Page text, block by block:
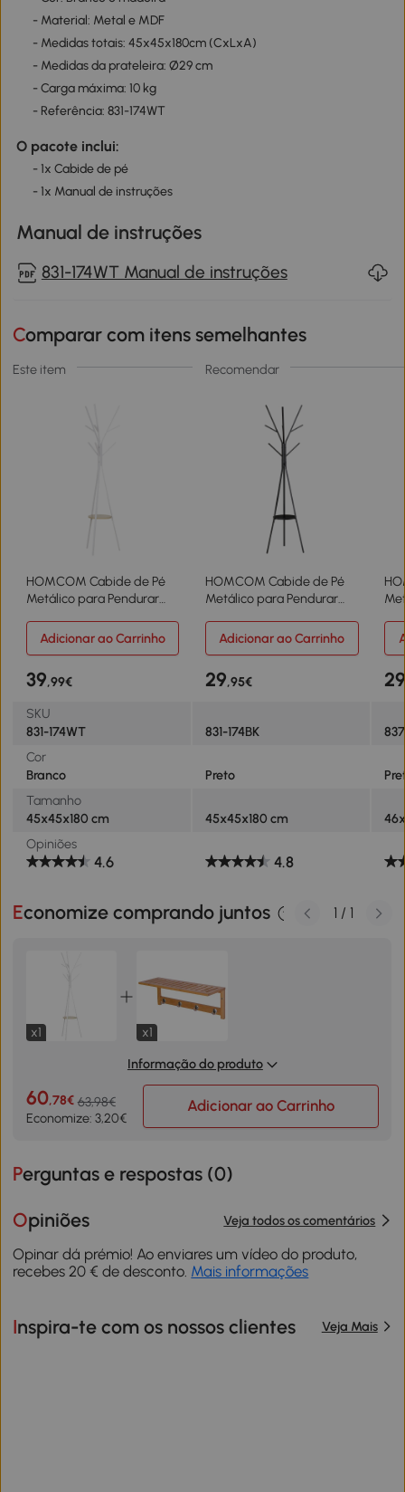
- Material: Metal e MDF
- Medidas totais: 45x45x180cm (CxLxA)
- Medidas da prateleira: Ø29 cm
- Carga máxima: 10 kg
- Referência: 831-174WT
O pacote inclui:
- 1x Cabide de pé
- 1x Manual de instruções
Manual de instruções
831-174WT Manual de instruções
Comparar com itens semelhantes
Este item Recomendar
HOMCOM Cabide de Pé
Metálico para Pendurar
Ganchos e Prateleira
Cabide de Pé Moderno
HOMCOM Cabide de Pé
Metálico para Pendurar
Ganchos e Prateleira
Cabide de Pé Moderno
Adicionar ao Carrinho Adicionar ao Carrinho
39,99€ 29,95€
SKU
831-174WT
831-174BK
Cor
Branco
Preto
Tamanho
45x45x180 cm
45x45x180 cm
Opiniões
4.6 4.8
Economize comprando juntos
x1
x1
Informação do produto
60,78€ 63,98€
Economize: 3,20€
Adicionar ao Carrinho
1 / 1
Perguntas e respostas (0)
Opiniões Veja todos os comentários
Opinar dá prémio! Ao enviares um vídeo do produto,
recebes 20 € de desconto. Mais informações
Inspira-te com os nossos clientes Veja Mais